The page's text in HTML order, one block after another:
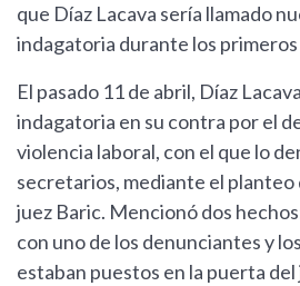
que Díaz Lacava sería llamado
indagatoria durante los primeros
El pasado 11 de abril, Díaz
indagatoria en su contra por el
violencia laboral, con el que lo
secretarios, mediante el planteo
juez Baric. Mencionó dos
con uno de los denunciantes y
estaban puestos en la puerta del